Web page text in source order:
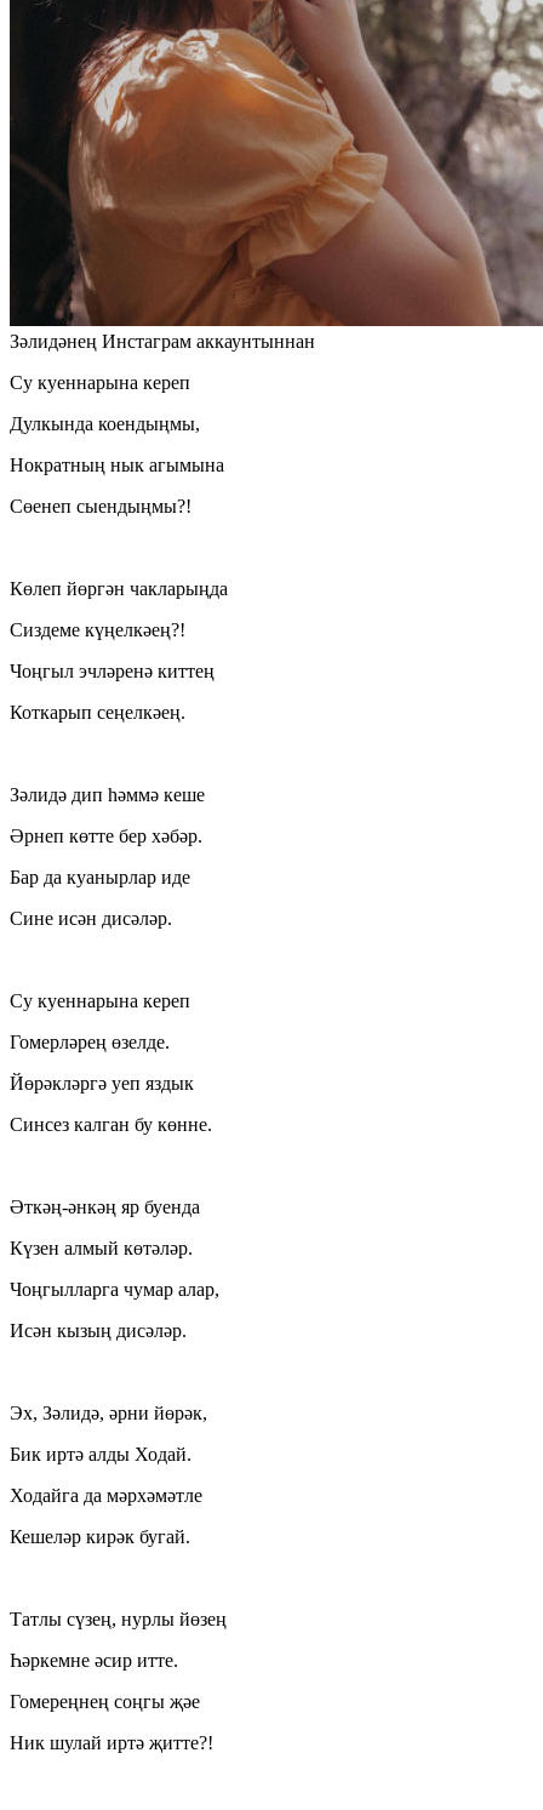
Зәлидәнең Инстаграм аккаунтыннан
Су куеннарына кереп
Дулкында коендыңмы,
Нократның нык агымына
Сөенеп сыендыңмы?!
Көлеп йөргән чакларыңда
Сиздеме күңелкәең?!
Чоңгыл эчләренә киттең
Коткарып сеңелкәең.
Зәлидә дип һәммә кеше
Әрнеп көтте бер хәбәр.
Бар да куанырлар иде
Сине исән дисәләр.
Су куеннарына кереп
Гомерләрең өзелде.
Йөрәкләргә уеп яздык
Синсез калган бу көнне.
Әткәң-әнкәң яр буенда
Күзен алмый көтәләр.
Чоңгылларга чумар алар,
Исән кызың дисәләр.
Эх, Зәлидә, әрни йөрәк,
Бик иртә алды Ходай.
Ходайга да мәрхәмәтле
Кешеләр кирәк бугай.
Татлы сүзең, нурлы йөзең
Һәркемне әсир итте.
Гомереңнең соңгы җәе
Ник шулай иртә җитте?!